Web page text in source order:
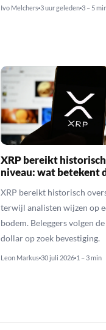
Ivo Melchers 3 uur geleden 3 – 5
XRP bereikt
niveau: wat betekent
XRP bereikt historisch
terwijl analisten wijzen op
bodem. Beleggers volgen
dollar op zoek bevestiging.
Leon Markus 30 juli 2026 1 – 3 min